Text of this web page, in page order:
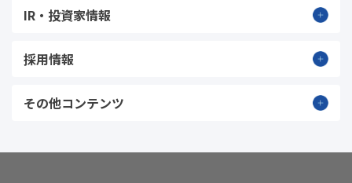
IR・投資家情報
採用情報
その他コンテンツ